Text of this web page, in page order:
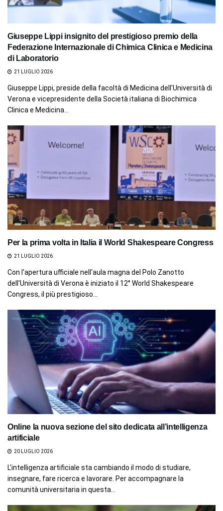
Giuseppe Lippi insignito del prestigioso premio della
Federazione Internazionale di Chimica Clinica e Medicina
di Laboratorio
21 LUGLIO 2026
Giuseppe Lippi, preside della facoltà di Medicina dell'Università di
Verona e vicepresidente della Società italiana di Biochimica
Clinica e Medicina...
Per la prima volta in Italia il World Shakespeare Congress
21 LUGLIO 2026
Con l'apertura ufficiale nell'aula magna del Polo Zanotto
dell'Università di Verona è iniziato il 12° World Shakespeare
Congress, il più prestigioso...
Online la nuova sezione del sito dedicata all’intelligenza
artificiale
20 LUGLIO 2026
L'intelligenza artificiale sta cambiando il modo di studiare,
insegnare, fare ricerca e lavorare. Per accompagnare la
comunità universitaria in questa...